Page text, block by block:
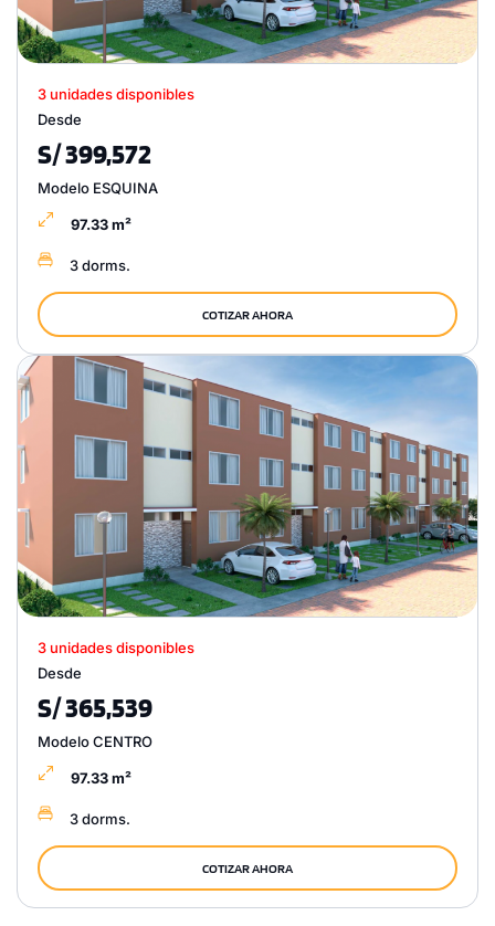
3 unidades disponibles
Desde
S/ 399,572
Modelo ESQUINA
97.33 m²
3 dorms.
COTIZAR AHORA
3 unidades disponibles
Desde
S/ 365,539
Modelo CENTRO
97.33 m²
3 dorms.
COTIZAR AHORA